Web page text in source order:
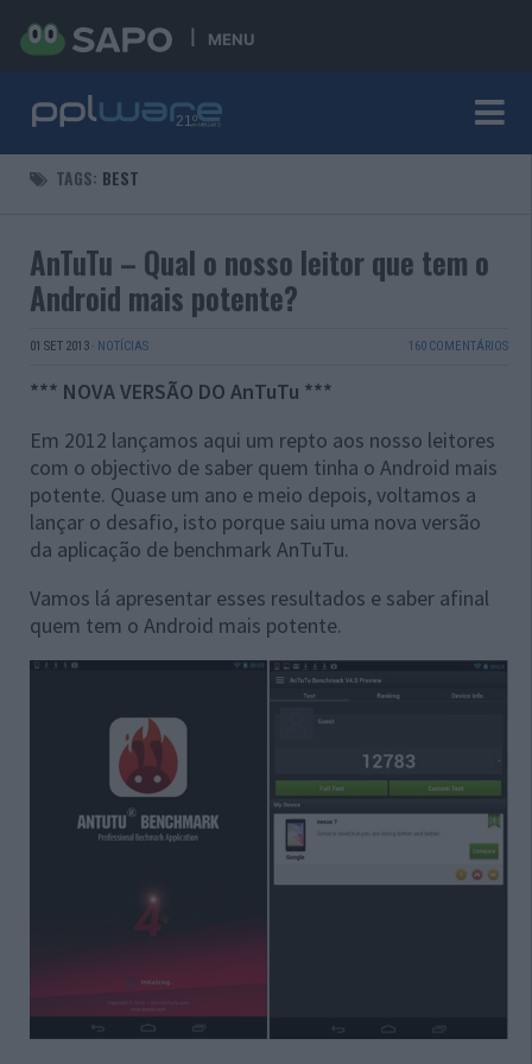
MENU
TAGS: BEST
AnTuTu – Qual o nosso leitor que tem o
Android mais potente?
01 SET 2013 · NOTÍCIAS 160 COMENTÁRIOS
*** NOVA VERSÃO DO AnTuTu ***
Em 2012 lançamos aqui um repto aos nosso leitores
com o objectivo de saber quem tinha o Android mais
potente. Quase um ano e meio depois, voltamos a
lançar o desafio, isto porque saiu uma nova versão
da aplicação de benchmark AnTuTu.
Vamos lá apresentar esses resultados e saber afinal
quem tem o Android mais potente.